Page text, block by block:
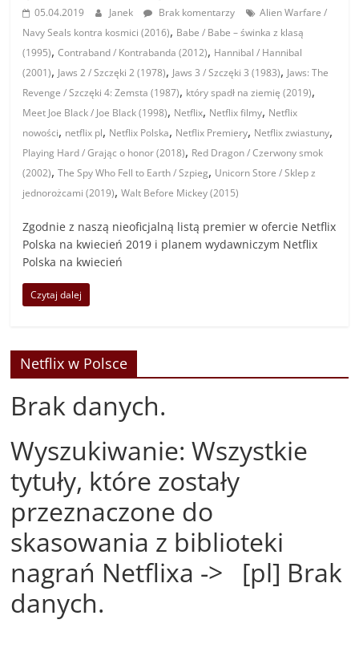
05.04.2019 Janek Brak komentarzy
Alien Warfare /
Navy Seals kontra kosmici (2016), Babe / Babe – świnka z klasą
(1995),Contraband / Kontrabanda (2012), Hannibal / Hannibal
(2001), Jaws 2 / Szczęki 2 (1978), Jaws 3 / Szczęki 3 (1983), Jaws: The
Revenge / Szczęki 4: Zemsta (1987), który spadł na ziemię (2019),
Meet Joe Black / Joe Black (1998), Netflix, Netflix filmy, Netflix
nowości, netflix pl, Netflix Polska, Netflix Premiery, Netflix zwiastuny,
Playing Hard / Grając o honor (2018), Red Dragon / Czerwony smok
(2002),The Spy Who Fell to Earth / Szpieg, Unicorn Store / Sklep z
jednorożcami (2019),Walt Before Mickey (2015)
Zgodnie z naszą nieoficjalną listą premier w ofercie Netflix
Polska na kwiecień 2019 i planem wydawniczym Netflix
Polska na kwiecień
Czytaj dalej
Netflix w Polsce
Brak danych.
Wyszukiwanie: Wszystkie
tytuły, które zostały
przeznaczone do
skasowania z biblioteki
nagrań Netflixa -> [pl] Brak
danych.